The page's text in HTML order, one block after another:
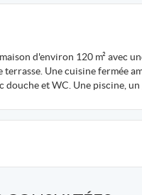
d'environ 120 m² avec
Une cuisine fermée
douche et WC. Une piscine,